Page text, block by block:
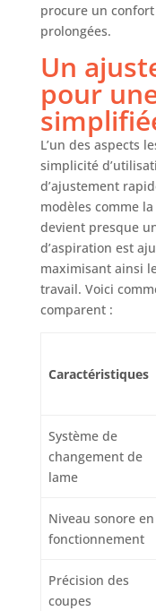
procure un
prolongées.
Un
pour
L’un des aspects
simplicité
d’ajustement
modèles comme
devient presque
d’aspiration est
maximisant ainsi
travail. Voici
comparent :
Caractéristiques
Système de
changement de
lame
Niveau sonore en
fonctionnement
Précision des
coupes